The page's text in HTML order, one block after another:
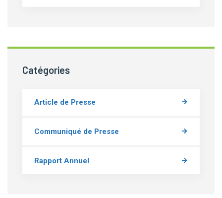
Catégories
Article de Presse
Communiqué de Presse
Rapport Annuel